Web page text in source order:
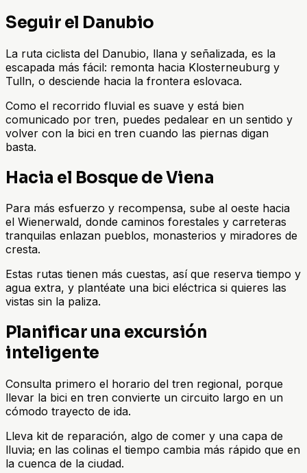
Seguir el Danubio
La ruta ciclista del Danubio, llana y señalizada, es la
escapada más fácil: remonta hacia Klosterneuburg y
Tulln, o desciende hacia la frontera eslovaca.
Como el recorrido fluvial es suave y está bien
comunicado por tren, puedes pedalear en un sentido y
volver con la bici en tren cuando las piernas digan
basta.
Hacia el Bosque de Viena
Para más esfuerzo y recompensa, sube al oeste hacia
el Wienerwald, donde caminos forestales y carreteras
tranquilas enlazan pueblos, monasterios y miradores de
cresta.
Estas rutas tienen más cuestas, así que reserva tiempo y
agua extra, y plantéate una bici eléctrica si quieres las
vistas sin la paliza.
Planificar una excursión
inteligente
Consulta primero el horario del tren regional, porque
llevar la bici en tren convierte un circuito largo en un
cómodo trayecto de ida.
Lleva kit de reparación, algo de comer y una capa de
lluvia; en las colinas el tiempo cambia más rápido que en
la cuenca de la ciudad.